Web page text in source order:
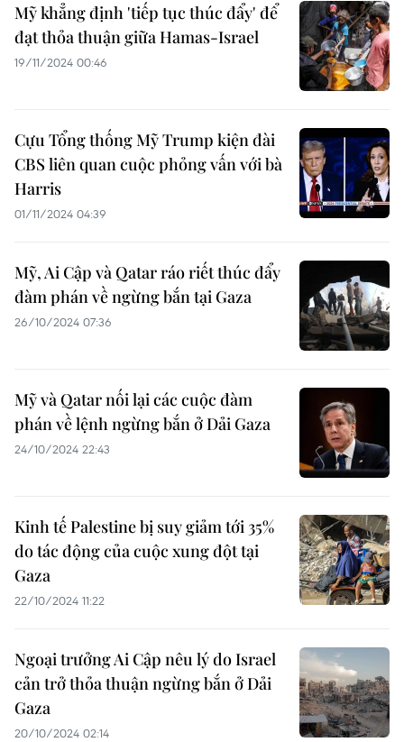
Mỹ khẳng định 'tiếp tục thúc đẩy' để
đạt thỏa thuận giữa Hamas-Israel
19/11/2024 00:46
Cựu Tổng thống Mỹ Trump kiện đài
CBS liên quan cuộc phỏng vấn với bà
Harris
01/11/2024 04:39
Mỹ, Ai Cập và Qatar ráo riết thúc đẩy
đàm phán về ngừng bắn tại Gaza
26/10/2024 07:36
Mỹ và Qatar nối lại các cuộc đàm
phán về lệnh ngừng bắn ở Dải Gaza
24/10/2024 22:43
Kinh tế Palestine bị suy giảm tới 35%
do tác động của cuộc xung đột tại
Gaza
22/10/2024 11:22
Ngoại trưởng Ai Cập nêu lý do Israel
cản trở thỏa thuận ngừng bắn ở Dải
Gaza
20/10/2024 02:14